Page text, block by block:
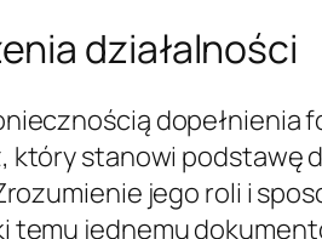
działalności
dopełnienia
który stanowi podstawę
jego roli i
jednemu